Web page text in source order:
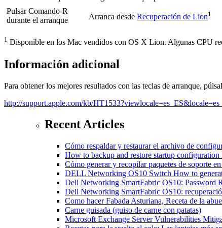
Pulsar Comando-R
durante el arranque
Arranca desde Recuperación de Lion1
1 Disponible en los Mac vendidos con OS X Lion. Algunas CPU
Información adicional
Para obtener los mejores resultados con las teclas de arranque,
http://support.apple.com/kb/
Recent Articles
Cómo respaldar y restaurar el archivo de
How to backup and restore startup
Cómo generar y recopilar paquetes de soporte
DELL Networking OS10 Switch How to
Dell Networking SmartFabric OS10: Password
Dell Networking SmartFabric OS10:
Como hacer Fabada Asturiana, Receta de la
Carne guisada (guiso de carne con patatas)
Microsoft Exchange Server Vulnerabilities